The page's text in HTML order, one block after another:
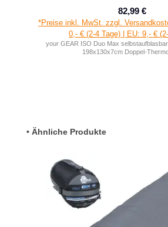
82,99 €
*Preise inkl. MwSt. zzgl.
0,- € (2-4 Tage) | EU: 9,- €
your GEAR ISO Duo Max
198x130x7cm Doppel-
Produktgalerie überspringen
• Ähnliche Produkte